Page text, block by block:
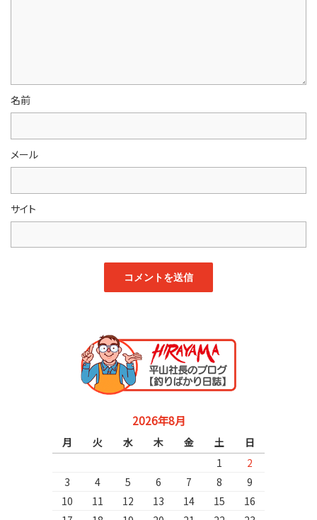
名前
メール
サイト
2026年8月
月 火 水 木 金 土
日
1
2
3
4 5 6 7 8
9
10
11 12 13 14 15
16